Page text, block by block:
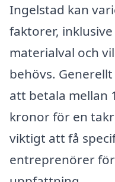
Ingelstad kan
faktorer,
materialval och
behövs.
att betala mellan
kronor för en
viktigt att få
entreprenörer